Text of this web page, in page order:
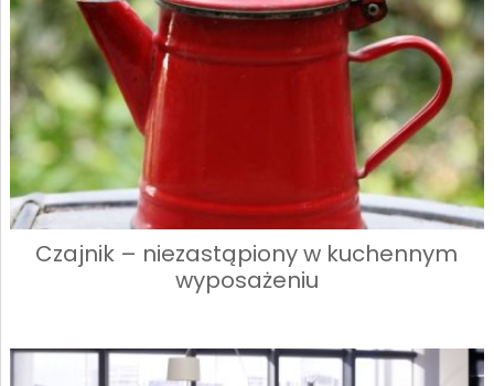
Czajnik – niezastąpiony w kuchennym
wyposażeniu